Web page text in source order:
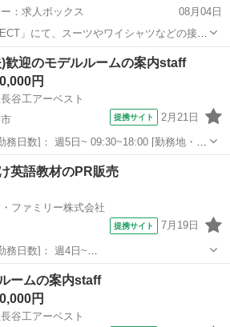
：求人ボックス
08月04日
」にて、スーツやワイシャツなどの接
ます。 ただ商品を売るのではなく、お客
入学式、結婚式、卒園式など)に寄り添い、
着...
歓迎のモデルルームの案内staff
円
谷工アーベスト
提携サイト 2月21日
飼町南3丁目5-4 株式会社長谷工アーベス
営業
英語教材のPR販売
ファミリー株式会社
提携サイト 7月19日
09:30~14:00 [勤務地・最寄
リア選択可 ワールド・ファ...
ームの案内staff
円
谷工アーベスト